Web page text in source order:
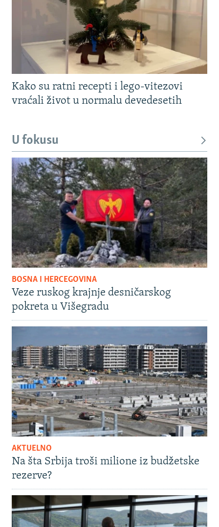
Kako su ratni recepti i lego-vitezovi
vraćali život u normalu devedesetih
U fokusu
BOSNA I HERCEGOVINA
Veze ruskog krajnje desničarskog
pokreta u Višegradu
AKTUELNO
Na šta Srbija troši milione iz budžetske
rezerve?